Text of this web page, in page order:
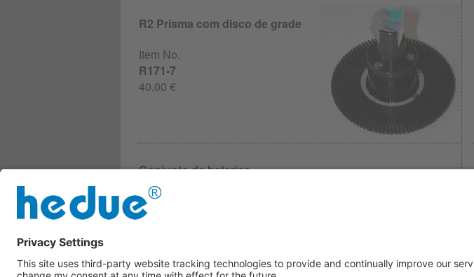
R2 Prisma com disco de grade
Item No.
R171-7
40,00 €
Conjunto de baterias
Item No.
R177-1